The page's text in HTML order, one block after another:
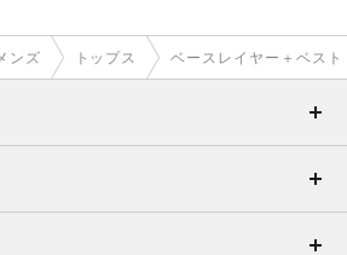
ンズ トップス ベースレイヤー＋ベスト